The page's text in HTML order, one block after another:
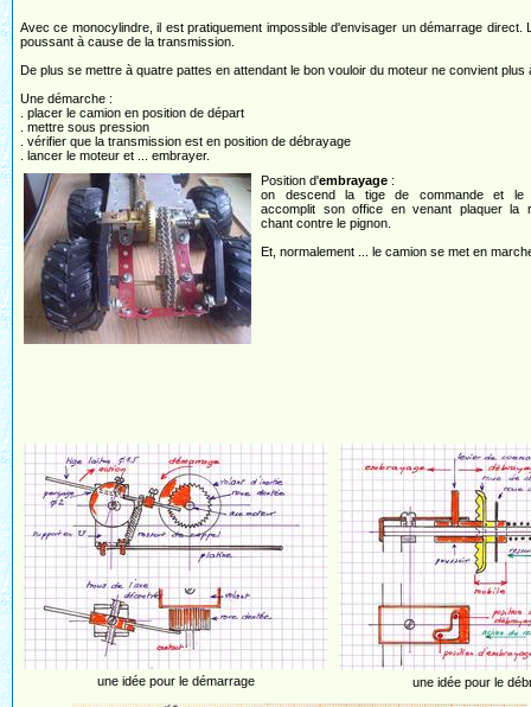
Avec ce monocylindre, il est pratiquement impossible d'envisager un démarrage
poussant à cause de la transmission.
De plus se mettre à quatre pattes en attendant le bon vouloir du moteur ne convient plus
Une démarche :
. placer le camion en position de départ
. mettre sous pression
. vérifier que la transmission est en position de débrayage
. lancer le moteur et ... embrayer.
Position d'embrayage :
on descend la tige de commande et le
accomplit son office en venant plaquer la
chant contre le pignon.
Et, normalement ... le camion se met en
une idée pour le démarrage une idée pour le